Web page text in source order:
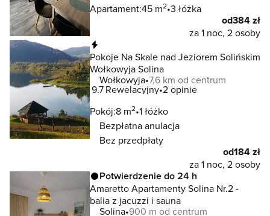
Apartament:45 m2 3 łóżka
od384 zł
za 1 noc, 2 osoby
Pokoje Na Skale nad Jeziorem Solińskim
Wołkowyja Solina
Wołkowyja 7,6 km od centrum
9.7Rewelacyjny 2 opinie
Pokój:8 m2 1 łóżko
Bezpłatna anulacja
Bez przedpłaty
od184 zł
za 1 noc, 2 osoby
Potwierdzenie do 24 h
Amaretto Apartamenty Solina Nr.2 -
balia z jacuzzi i sauna
Solina 900 m od centrum